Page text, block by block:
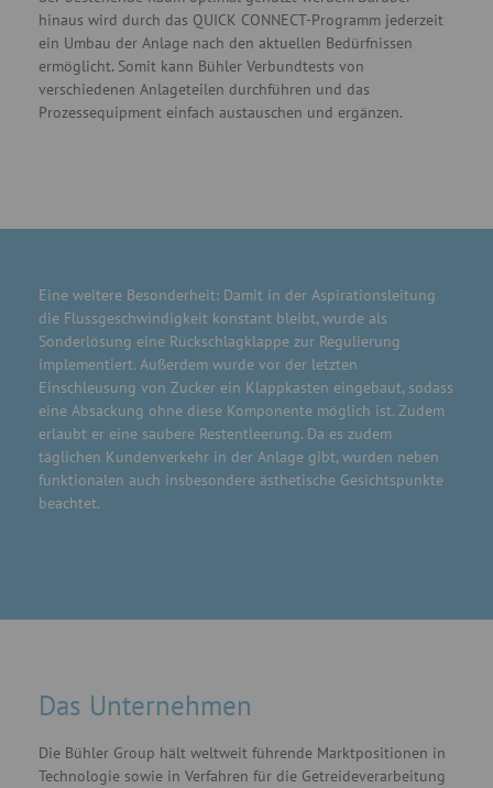
hinaus wird durch das QUICK CONNECT-Programm jederzeit
ein Umbau der Anlage nach den aktuellen Bedürfnissen
ermöglicht. Somit kann Bühler Verbundtests von
verschiedenen Anlageteilen durchführen und das
Prozessequipment einfach austauschen und ergänzen.
Eine weitere Besonderheit: Damit in der Aspirationsleitung
die Flussgeschwindigkeit konstant bleibt, wurde als
Sonderlösung eine Rückschlagklappe zur Regulierung
implementiert. Außerdem wurde vor der letzten
Einschleusung von Zucker ein Klappkasten eingebaut, sodass
eine Absackung ohne diese Komponente möglich ist. Zudem
erlaubt er eine saubere Restentleerung. Da es zudem
täglichen Kundenverkehr in der Anlage gibt, wurden neben
funktionalen auch insbesondere ästhetische Gesichtspunkte
beachtet.
Das Unternehmen
Die Bühler Group hält weltweit führende Marktpositionen in
Technologie sowie in Verfahren für die Getreideverarbeitung